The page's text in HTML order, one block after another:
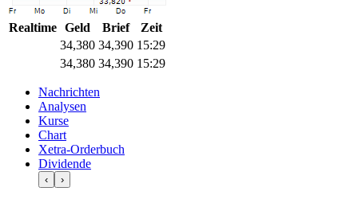
Realtime Geld Brief
Zeit
34,380 34,390 15:29
34,380 34,390 15:29
Nachrichten
Analysen
Kurse
Chart
Xetra-Orderbuch
Dividende
‹ ›